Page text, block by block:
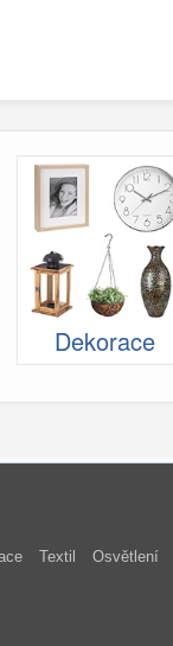
Dekorace
Textil Osvětlení